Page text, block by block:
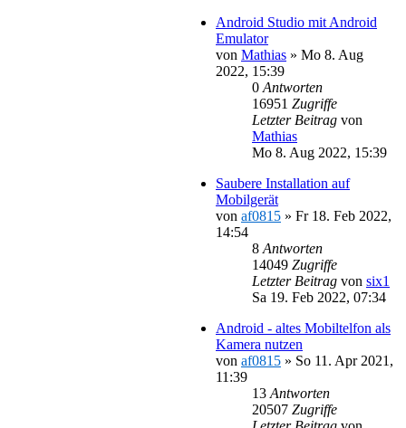
Android Studio mit Android
Emulator
von Mathias » Mo 8. Aug
2022, 15:39
0 Antworten
16951 Zugriffe
Letzter Beitrag von
Mathias
Mo 8. Aug 2022, 15:39
Saubere Installation auf
Mobilgerät
von af0815 » Fr 18. Feb 2022,
14:54
8 Antworten
14049 Zugriffe
Letzter Beitrag von six1
Sa 19. Feb 2022, 07:34
Android - altes Mobiltelfon als
Kamera nutzen
von af0815 » So 11. Apr 2021,
11:39
13 Antworten
20507 Zugriffe